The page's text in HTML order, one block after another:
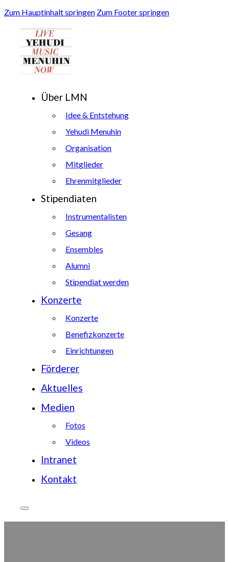
Zum Hauptinhalt springen Zum Footer springen
Über LMN
Idee & Entstehung
Yehudi Menuhin
Organisation
Mitglieder
Ehrenmitglieder
Stipendiaten
Instrumentalisten
Gesang
Ensembles
Alumni
Stipendiat werden
Konzerte
Konzerte
Benefizkonzerte
Einrichtungen
Förderer
Aktuelles
Medien
Fotos
Videos
Intranet
Kontakt